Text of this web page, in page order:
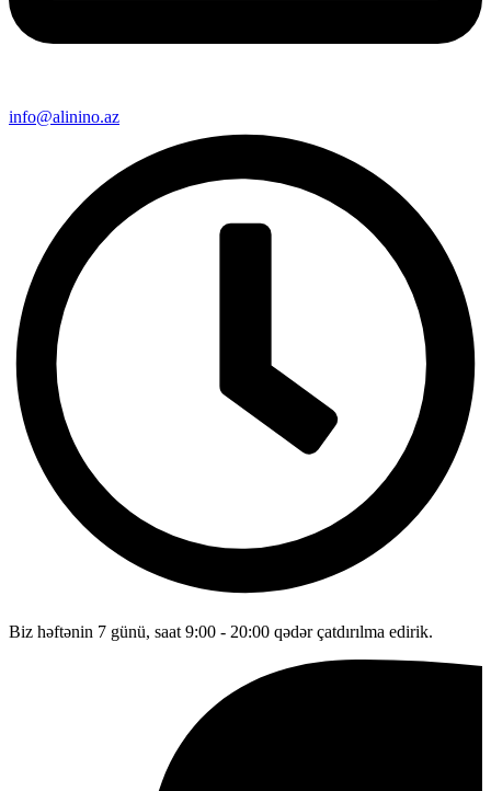
info@alinino.az
Biz həftənin 7 günü, saat 9:00 - 20:00 qədər çatdırılma edirik.